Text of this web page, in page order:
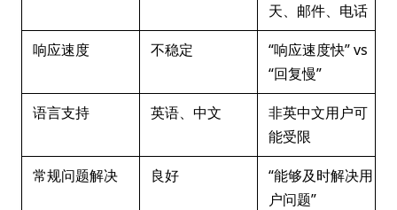
天、邮件、电话
响应速度
不稳定
“响应速度快” vs
“回复慢”
语言支持
英语、中文
非英中文用户可
能受限
常规问题解决
良好
“能够及时解决用
户问题”